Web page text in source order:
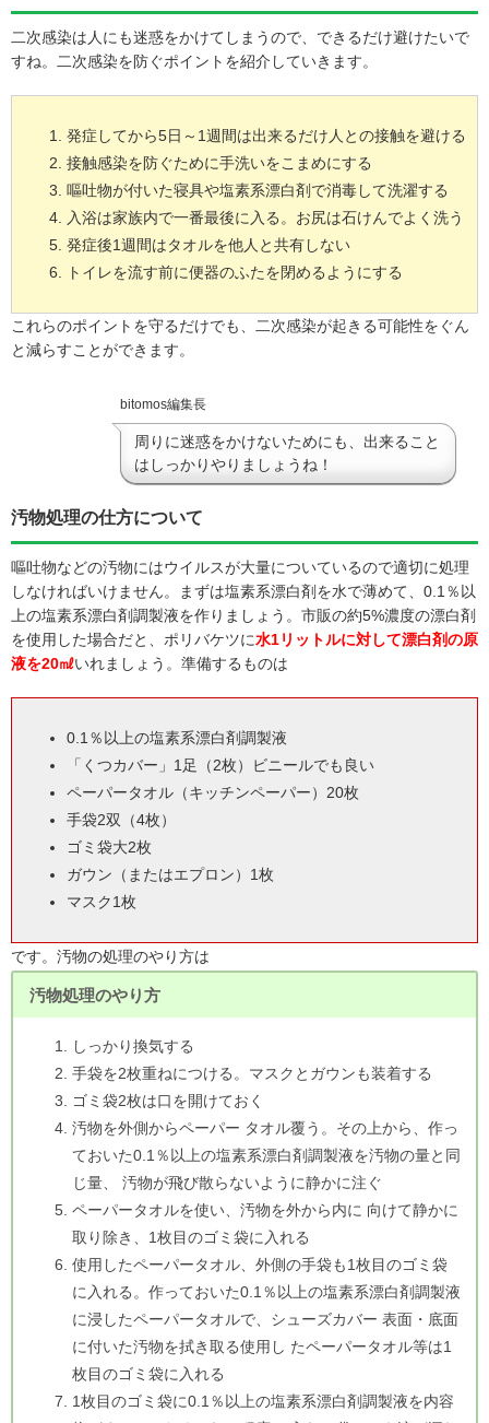
二次感染は人にも迷惑をかけてしまうので、できるだけ避けたいで
すね。二次感染を防ぐポイントを紹介していきます。
発症してから5日～1週間は出来るだけ人との接触を避ける
接触感染を防ぐために手洗いをこまめにする
嘔吐物が付いた寝具や塩素系漂白剤で消毒して洗濯する
入浴は家族内で一番最後に入る。お尻は石けんでよく洗う
発症後1週間はタオルを他人と共有しない
トイレを流す前に便器のふたを閉めるようにする
これらのポイントを守るだけでも、二次感染が起きる可能性をぐん
と減らすことができます。
bitomos編集長
周りに迷惑をかけないためにも、出来ること
はしっかりやりましょうね！
汚物処理の仕方について
嘔吐物などの汚物にはウイルスが大量についているので適切に処理
しなければいけません。まずは塩素系漂白剤を水で薄めて、0.1％以
上の塩素系漂白剤調製液を作りましょう。市販の約5%濃度の漂白剤
を使用した場合だと、ポリバケツに水1リットルに対して漂白剤の原
液を20㎖いれましょう。準備するものは
0.1％以上の塩素系漂白剤調製液
「くつカバー」1足（2枚）ビニールでも良い
ペーパータオル（キッチンペーパー）20枚
手袋2双（4枚）
ゴミ袋大2枚
ガウン（またはエプロン）1枚
マスク1枚
です。汚物の処理のやり方は
汚物処理のやり方
しっかり換気する
手袋を2枚重ねにつける。マスクとガウンも装着する
ゴミ袋2枚は口を開けておく
汚物を外側からペーパー タオル覆う。その上から、作っ
ておいた0.1％以上の塩素系漂白剤調製液を汚物の量と同
じ量、 汚物が飛び散らないように静かに注ぐ
ペーパータオルを使い、汚物を外から内に 向けて静かに
取り除き、1枚目のゴミ袋に入れる
使用したペーパータオル、外側の手袋も1枚目のゴミ袋
に入れる。作っておいた0.1％以上の塩素系漂白剤調製液
に浸したペーパータオルで、シューズカバー 表面・底面
に付いた汚物を拭き取る使用し たペーパータオル等は1
枚目のゴミ袋に入れる
1枚目のゴミ袋に0.1％以上の塩素系漂白剤調製液を内容